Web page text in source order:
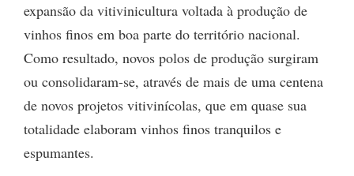
expansão da vitivinicultura voltada à produção de
vinhos finos em boa parte do território nacional.
Como resultado, novos polos de produção surgiram
ou consolidaram-se, através de mais de uma centena
de novos projetos vitivinícolas, que em quase sua
totalidade elaboram vinhos finos tranquilos e
espumantes.